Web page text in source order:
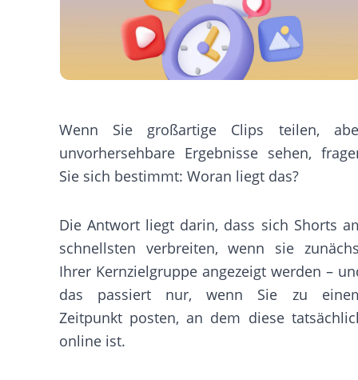
Wenn Sie großartige Clips teilen,
unvorhersehbare Ergebnisse sehen,
Sie sich bestimmt: Woran liegt das?
Die Antwort liegt darin, dass sich Shorts
schnellsten verbreiten, wenn sie
Ihrer Kernzielgruppe angezeigt werden –
das passiert nur, wenn Sie zu
Zeitpunkt posten, an dem diese
online ist.